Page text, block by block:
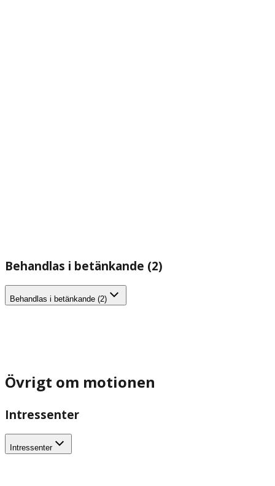
Behandlas i betänkande (2)
Behandlas i betänkande (2)
Övrigt om motionen
Intressenter
Intressenter